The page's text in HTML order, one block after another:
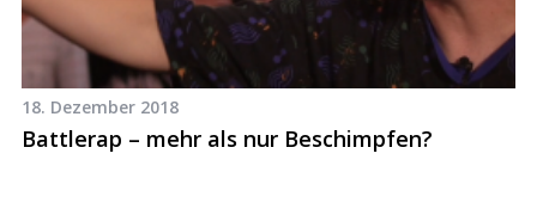
18. Dezember 2018
Battlerap – mehr als nur Beschimpfen?